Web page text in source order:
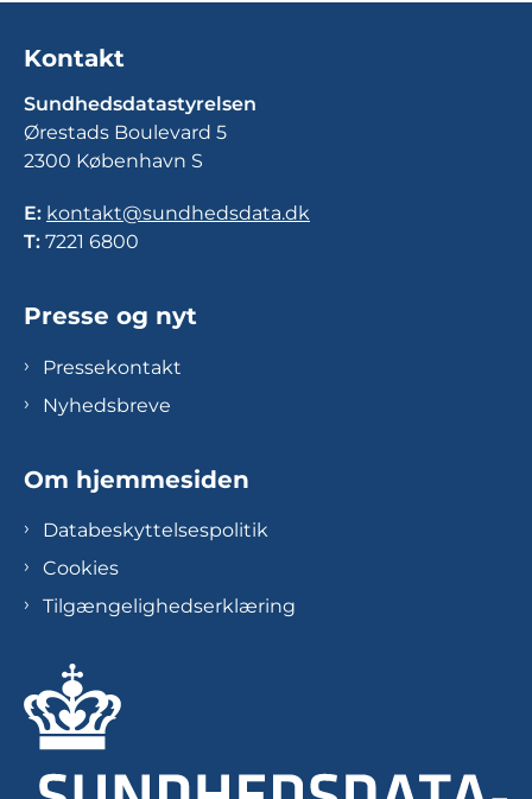
Kontakt
Sundhedsdatastyrelsen
Ørestads Boulevard 5
2300 København S
E: kontakt@sundhedsdata.dk
T: 7221 6800
Presse og nyt
Pressekontakt
Nyhedsbreve
Om hjemmesiden
Databeskyttelsespolitik
Cookies
Tilgængelighedserklæring